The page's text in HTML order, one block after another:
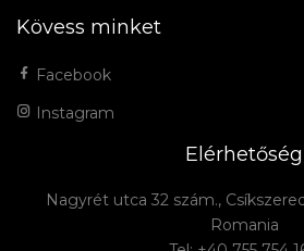
Kövess minket
Facebook
Instagram
Elérhetőség
Nagyrét utca 32 szám.,
Romania